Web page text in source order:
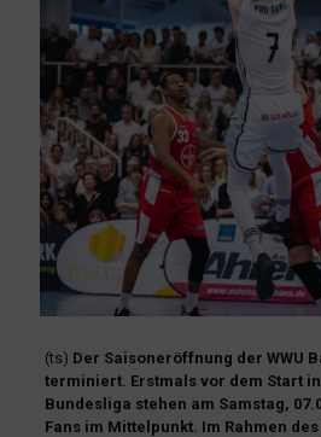
(ts) Der Saisoneröffnung der WWU
terminiert. Erstmals vor dem Start in
Bundesliga stehen am Samstag,
Fans im Mittelpunkt. Im Rahmen